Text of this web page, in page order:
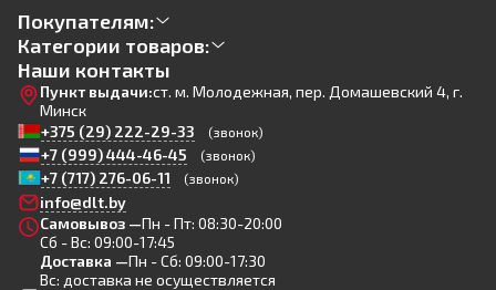
Покупателям:
Категории товаров:
Наши контакты
Пункт выдачи:ст. м. Молодежная, пер. Домашевский 4, г.
Минск
+375 (29) 222-29-33
(звонок)
+7 (999) 444-46-45 (звонок)
+7 (717) 276-06-11 (звонок)
info@dlt.by
Самовывоз —Пн - Пт: 08:30-20:00
Сб - Вс: 09:00-17:45
Доставка —Пн - Сб: 09:00-17:30
Вс: доставка не осуществляется